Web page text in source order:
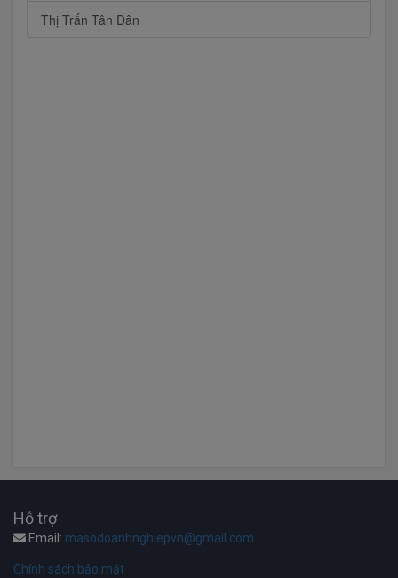
Thị Trấn Tân Dân
Hỗ trợ
Email: masodoanhnghiepvn@gmail.com
Chính sách bảo mật